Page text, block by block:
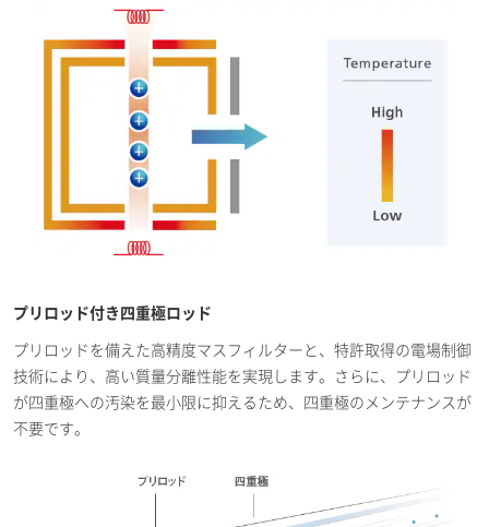
プリロッド付き四重極ロッド
プリロッドを備えた高精度マスフィルターと、特許取得の電場制御
技術により、高い質量分離性能を実現します。さらに、プリロッド
が四重極への汚染を最小限に抑えるため、四重極のメンテナンスが
不要です。